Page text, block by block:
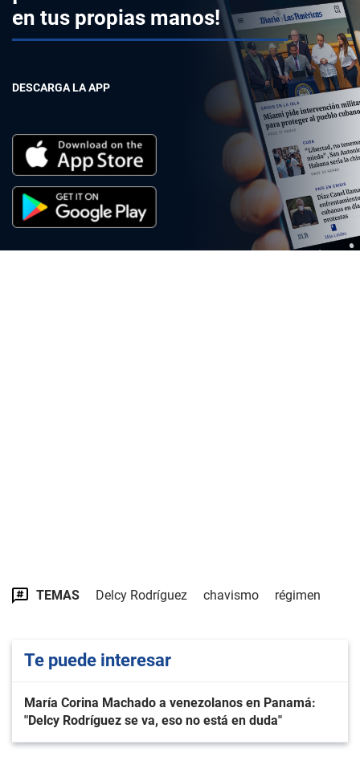
en tus propias manos!
DESCARGA LA APP
TEMAS Delcy Rodríguez chavismo régimen
Te puede interesar
María Corina Machado a venezolanos en Panamá:
"Delcy Rodríguez se va, eso no está en duda"